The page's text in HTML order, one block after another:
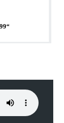
“399” يتظاهرون من جديد في بغداد..